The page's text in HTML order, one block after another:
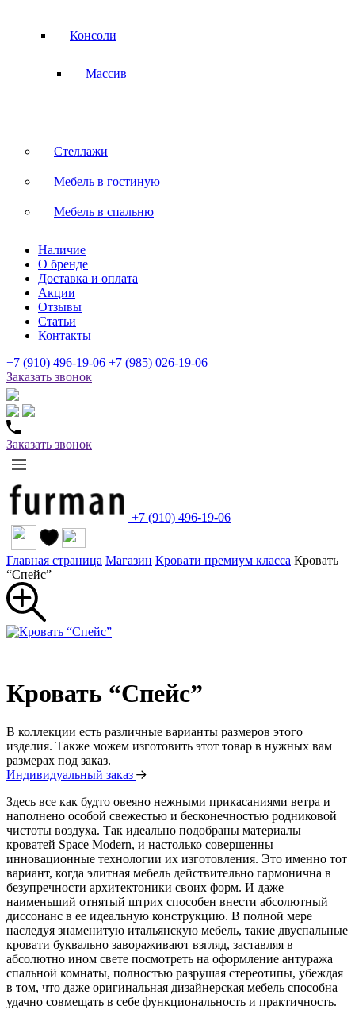
Консоли
Массив
Стеллажи
Мебель в гостиную
Мебель в спальню
Наличие
О бренде
Доставка и оплата
Акции
Отзывы
Статьи
Контакты
+7 (910) 496-19-06 +7 (985) 026-19-06
Заказать звонок
Заказать звонок
+7 (910) 496-19-06
Главная страница Магазин Кровати премиум класса Кровать
“Спейс”
Кровать “Спейс”
В коллекции есть различные варианты размеров этого
изделия. Также можем изготовить этот товар в нужных вам
размерах под заказ.
Индивидуальный заказ
Здесь все как будто овеяно нежными прикасаниями ветра и
наполнено особой свежестью и бесконечностью родниковой
чистоты воздуха. Так идеально подобраны материалы
кроватей Space Modern, и настолько совершенны
инновационные технологии их изготовления. Это именно тот
вариант, когда элитная мебель действительно гармонична в
безупречности архитектоники своих форм. И даже
наименьший отнятый штрих способен внести абсолютный
диссонанс в ее идеальную конструкцию. В полной мере
наследуя знаменитую итальянскую мебель, такие двуспальные
кровати буквально завораживают взгляд, заставляя в
абсолютно ином свете посмотреть на оформление антуража
спальной комнаты, полностью разрушая стереотипы, убеждая
в том, что даже оригинальная дизайнерская мебель способна
удачно совмещать в себе функциональность и практичность.